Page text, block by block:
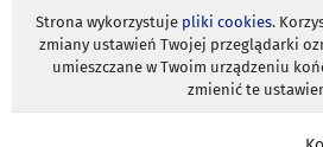
Strona wykorzystuje pliki cookies.
zmiany ustawień Twojej przeglądarki
umieszczane w Twoim urządzeniu
zmienić te